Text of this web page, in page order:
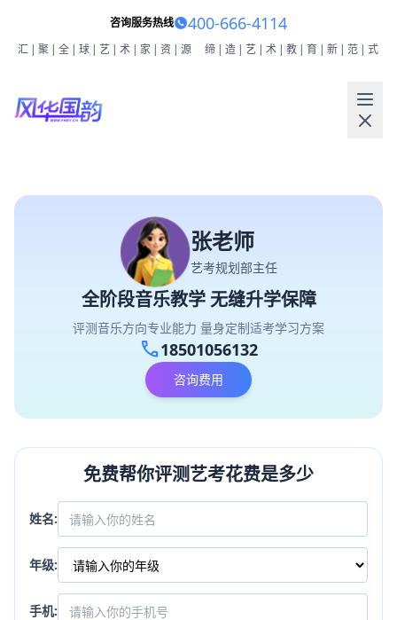
咨询服务热线 400-666-4114
汇|聚|全|球|艺|术|家|资|源 缔|造|艺|术|教|育|新|范|式
张老师
艺考规划部主任
全阶段音乐教学 无缝升学保障
评测音乐方向专业能力 量身定制适考学习方案
call18501056132
咨询费用
免费帮你评测艺考花费是多少
姓名:
年级:
手机: